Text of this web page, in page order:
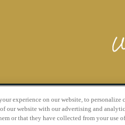
Settings
experience on our website, to personalize
our website with our advertising and
or that they have collected from your use